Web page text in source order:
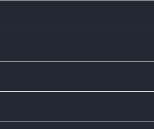
/ 信用卡
優惠